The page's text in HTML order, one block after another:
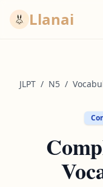
Llanai
JLPT / N5 /